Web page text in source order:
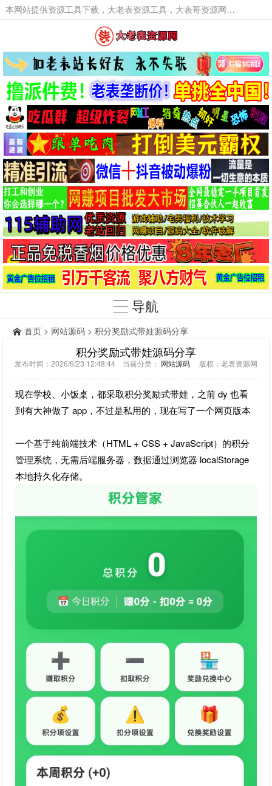
本网站提供资源工具下载，大老表资源工具，大表哥资源网软件工具，大老表资源下载，活动线报福利资源分享,活动线报，大型网游经典游戏，网络热门技术游戏辅助交流与分享。
导航
首页 > 网站源码 > 积分奖励式带娃源码分享
积分奖励式带娃源码分享
发布时间：2026/6/23 12:48:44 当前分类： 网站源码 版权：老表资源网
现在学校、小饭桌，都采取积分奖励式带娃，之前 dy 也看
到有大神做了 app，不过是私用的，现在写了一个网页版本
一个基于纯前端技术（HTML + CSS + JavaScript）的积分
管理系统，无需后端服务器，数据通过浏览器 localStorage
本地持久化存储。